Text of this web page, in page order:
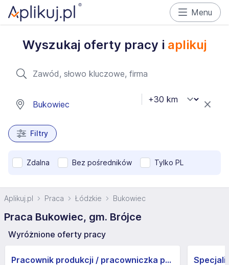
Menu
Wyszukaj oferty pracy i aplikuj
Filtry
Zdalna Bez pośredników Tylko PL
Aplikuj.pl Praca Łódzkie Bukowiec
Praca Bukowiec, gm. Brójce
Wyróżnione oferty pracy
Pracownik produkcji / pracowniczka produkcji